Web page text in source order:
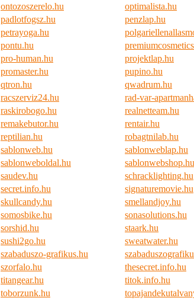
ontozoszerelo.hu
optimalista.hu
padlotfogsz.hu
penzlap.hu
petrayoga.hu
pontu.hu
pro-human.hu
projektlap.hu
promaster.hu
pupino.hu
qtron.hu
qwadrum.hu
racszerviz24.hu
rad-var-
raskirobogo.hu
realnetteam.hu
remakebutor.hu
rentair.hu
reptilian.hu
robagtnilab.hu
sablonweb.hu
sablonweblap.hu
sablonweboldal.hu
sablonwebshop.hu
saudev.hu
schracklighting.hu
secret.info.hu
signaturemovie.hu
skullcandy.hu
smellandjoy.hu
somosbike.hu
sonasolutions.hu
sorshid.hu
staark.hu
sushi2go.hu
sweatwater.hu
szabaduszo-grafikus.hu
szorfalo.hu
thesecret.info.hu
titangear.hu
titok.info.hu
toborzunk.hu